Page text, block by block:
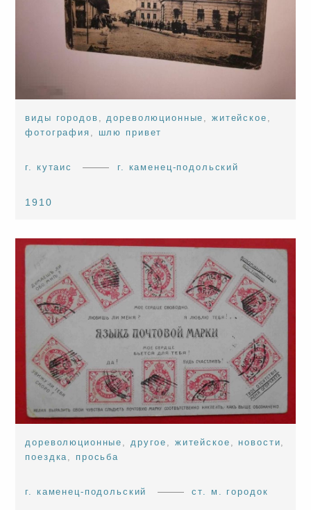
виды городов ,дореволюционные ,житейское ,
фотография , шлю привет
г. кутаис г. каменец-подольский
1910
дореволюционные другое житейское новости
поездка
просьба
г. каменец-подольский ст. м. городок